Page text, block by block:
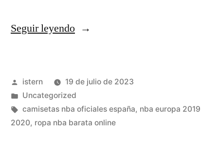
Seguir leyendo«Ropa
Mujer»
Publicado
por
istern
19 de julio de 2023
Publicado
en
Uncategorized
Etiquetas:
camisetas nba oficiales españa, nba europa 2019
2020, ropa nba barata online